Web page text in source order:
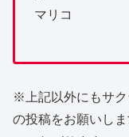
マリコ
※上記以外にもサ
の投稿をお願いし